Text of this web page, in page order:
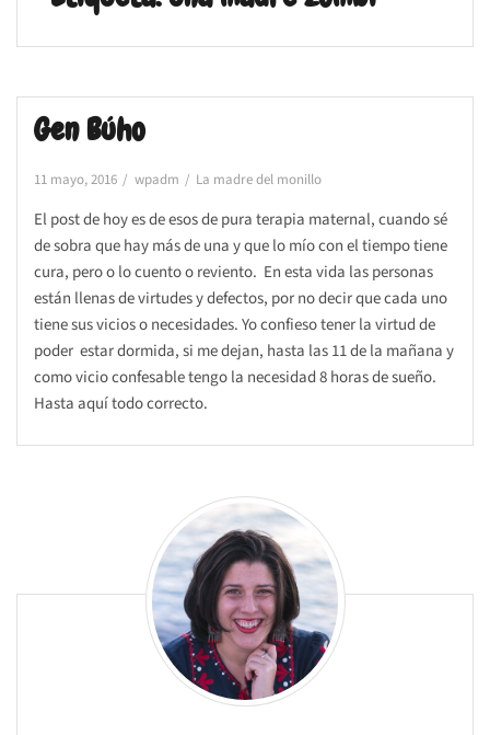
Gen Búho
11 mayo, 2016 wpadm La madre del monillo
El post de hoy es de esos de pura terapia maternal, cuando sé
de sobra que hay más de una y que lo mío con el tiempo tiene
cura, pero o lo cuento o reviento. En esta vida las personas
están llenas de virtudes y defectos, por no decir que cada uno
tiene sus vicios o necesidades. Yo confieso tener la virtud de
poder estar dormida, si me dejan, hasta las 11 de la mañana y
como vicio confesable tengo la necesidad 8 horas de sueño.
Hasta aquí todo correcto.